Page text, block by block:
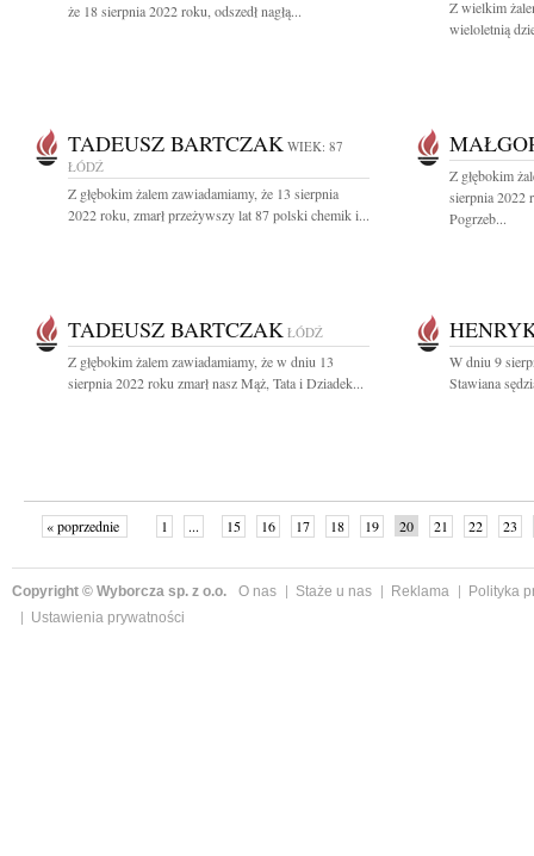
że 18 sierpnia 2022 roku, odszedł nagłą...
Z wielkim
wieloletnią
TADEUSZ BARTCZAK WIEK: 87
ŁÓDŹ
Z głębokim żalem zawiadamiamy, że 13 sierpnia
2022 roku, zmarł przeżywszy lat 87 polski chemik i...
Z głębokim
sierpnia 2022
Pogrzeb...
TADEUSZ BARTCZAK ŁÓDŹ
Z głębokim żalem zawiadamiamy, że w dniu 13
sierpnia 2022 roku zmarł nasz Mąż, Tata i Dziadek...
W dniu 9
Stawiana
« poprzednie 1 ... 15 16 17 18 19 20 21 22
23
Copyright © Wyborcza sp. z o.o. O nas Staże u nas Reklama
Polityka
Ustawienia prywatności